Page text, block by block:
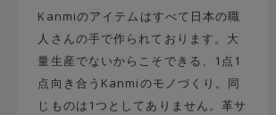
Kanmiのアイテムはすべて日本の職
人さんの手で作られております。大
量生産でないからこそできる、1点1
点向き合うKanmiのモノづくり。同
じものは1つとしてありません。革サ